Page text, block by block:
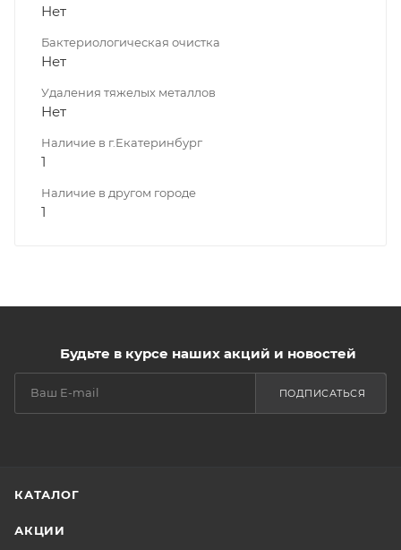
Нет
Бактериологическая очистка
Нет
Удаления тяжелых металлов
Нет
Наличие в г.Екатеринбург
1
Наличие в другом городе
1
Будьте в курсе наших акций и новостей
ПОДПИСАТЬСЯ
КАТАЛОГ
АКЦИИ